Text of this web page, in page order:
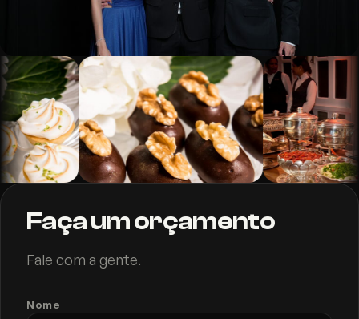
Faça um orçamento
Fale com a gente.
Nome